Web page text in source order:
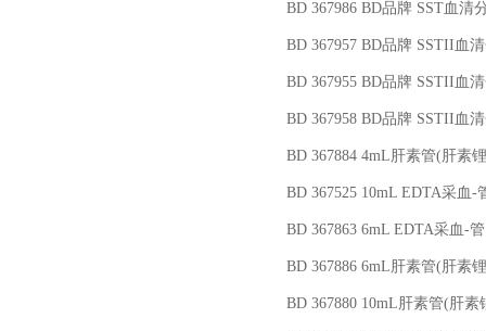
BD 367986 BD品牌 SST血清
BD 367957 BD品牌 SSTII血
BD 367955 BD品牌 SSTII血
BD 367958 BD品牌 SSTII血
BD 367884 4mL肝素管(肝素
BD 367525 10mL EDTA采血-
BD 367863 6mL EDTA采血-
BD 367886 6mL肝素管(肝素
BD 367880 10mL肝素管(肝素